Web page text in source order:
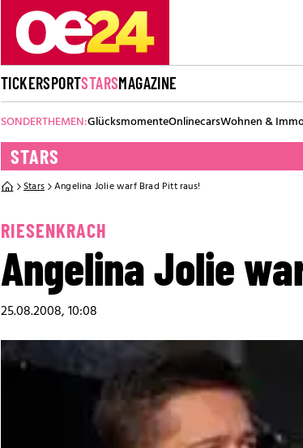
TICKERSPORTSTARSMAGAZINE
SONDERTHEMEN:GlücksmomenteOnlinecarsWohnen &
STARS
Stars Angelina Jolie warf Brad Pitt raus!
RIESENKRACH
Angelina Jolie
25.08.2008, 10:08